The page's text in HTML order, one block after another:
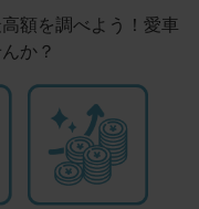
額を調べよう！愛車
か？